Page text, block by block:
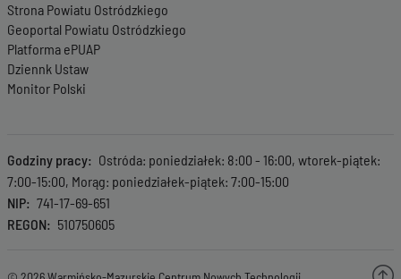
Strona Powiatu Ostródzkiego
Geoportal Powiatu Ostródzkiego
Platforma ePUAP
Dziennk Ustaw
Monitor Polski
Godziny pracy
Ostróda: poniedziałek: 8:00 - 16:00, wtorek-piątek:
7:00-15:00, Morąg: poniedziałek-piątek: 7:00-15:00
NIP
741-17-69-651
REGON
510750605